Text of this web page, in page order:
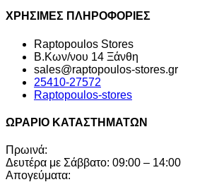
ΧΡΗΣΙΜΕΣ ΠΛΗΡΟΦΟΡΙΕΣ
Raptopoulos Stores
Β.Κων/νου 14 Ξάνθη
sales@raptopoulos-stores.gr
25410-27572
Raptopoulos-stores
ΩΡΑΡΙΟ ΚΑΤΑΣΤΗΜΑΤΩΝ
Πρωινά:
Δευτέρα με Σάββατο: 09:00 – 14:00
Απογεύματα: